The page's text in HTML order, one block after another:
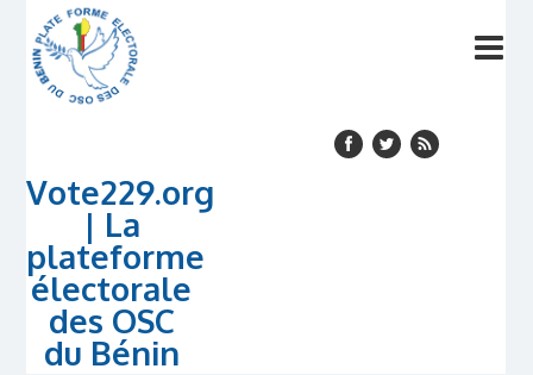
Vote229.org
| La
plateforme
électorale
des OSC
du Bénin